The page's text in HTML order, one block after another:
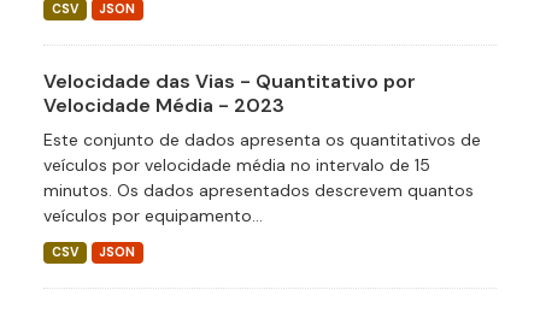
CSV JSON
Velocidade das Vias - Quantitativo por
Velocidade Média - 2023
Este conjunto de dados apresenta os quantitativos de
veículos por velocidade média no intervalo de 15
minutos. Os dados apresentados descrevem quantos
veículos por equipamento...
CSV JSON